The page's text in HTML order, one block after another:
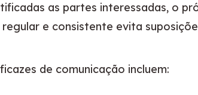
as partes interessadas, o
e consistente evita
de comunicação incluem: